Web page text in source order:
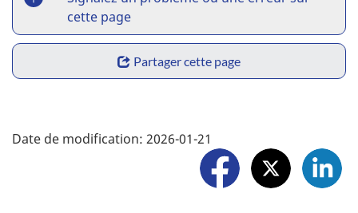
p
o
t
cette page
S
h
r
Partager cette page
Date de modification: 2026-01-21
F